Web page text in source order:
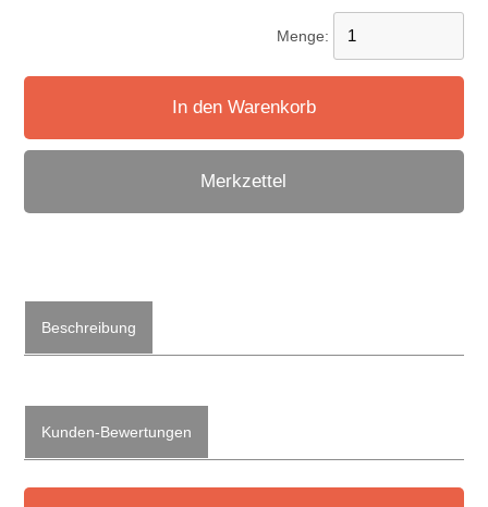
Menge:
In den Warenkorb
Merkzettel
Beschreibung
Kunden-Bewertungen